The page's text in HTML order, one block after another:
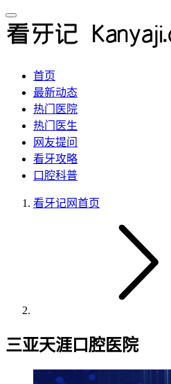
首页
最新动态
热门医院
热门医生
网友提问
看牙攻略
口腔科普
看牙记网首页
三亚天涯口腔医院